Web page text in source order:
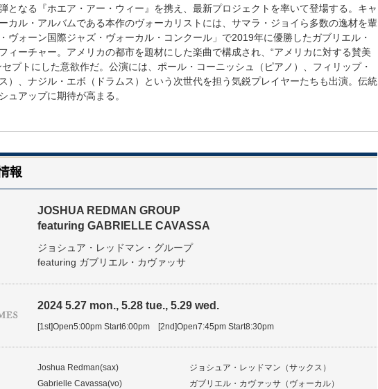
となる『ホエア・アー・ウィー』を携え、最新プロジェクトを率いて登場する。キャ
カル・アルバムである本作のヴォーカリストには、サマラ・ジョイら多数の逸材を輩
ヴォーン国際ジャズ・ヴォーカル・コンクール」で2019年に優勝したガブリエル・
ィーチャー。アメリカの都市を題材にした楽曲で構成され、“アメリカに対する賛美
セプトにした意欲作だ。公演には、ポール・コーニッシュ（ピアノ）、フィリップ・
）、ナジル・エボ（ドラムス）という次世代を担う気鋭プレイヤーたちも出演。伝統
ュアップに期待が高まる。
報
JOSHUA REDMAN GROUP
featuring GABRIELLE CAVASSA
ジョシュア・レッドマン・グループ
featuring ガブリエル・カヴァッサ
2024 5.27 mon., 5.28 tue., 5.29 wed.
[1st]Open5:00pm Start6:00pm [2nd]Open7:45pm Start8:30pm
Joshua Redman(sax)
ジョシュア・レッドマン（サックス）
Gabrielle Cavassa(vo)
ガブリエル・カヴァッサ（ヴォーカル）